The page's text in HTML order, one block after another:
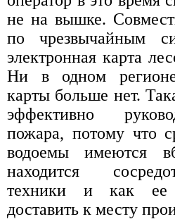
не на вышке.
по чрезвычайным
электронная карта
Ни в одном
карты больше нет.
эффективно
пожара, потому что
водоемы имеются
находится
техники и как ее
доставить к месту